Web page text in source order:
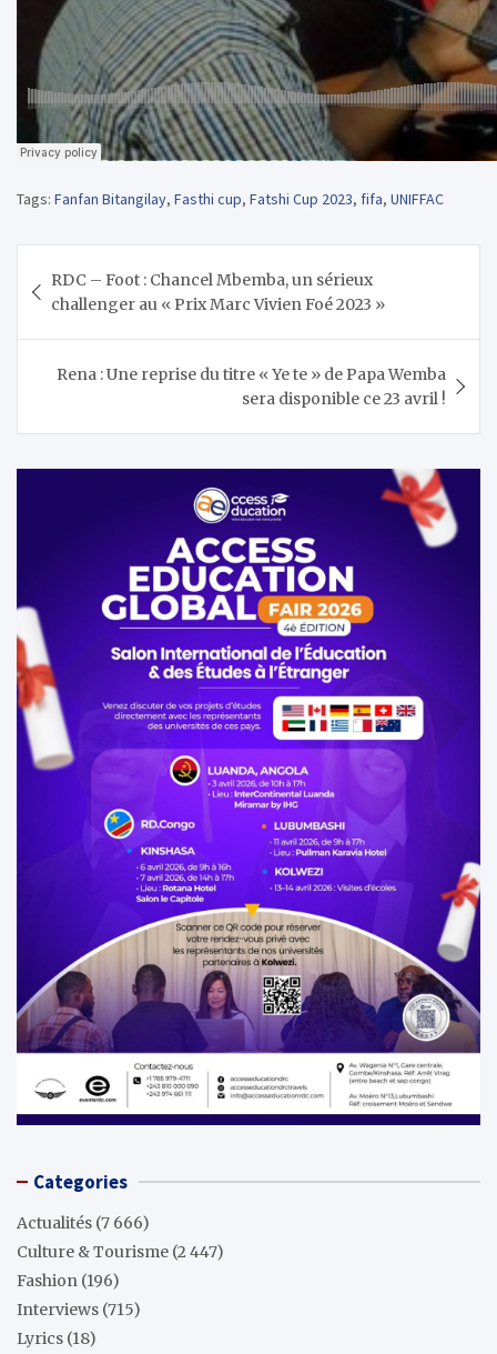
Tags: Fanfan Bitangilay, Fasthi cup, Fatshi Cup 2023, fifa, UNIFFAC
de
l’article
RDC – Foot : Chancel Mbemba, un sérieux
challenger au « Prix Marc Vivien Foé 2023 »
Rena : Une reprise du titre « Ye te » de Papa Wemba
sera disponible ce 23 avril !
Categories
Actualités (7 666)
Culture & Tourisme (2 447)
Fashion (196)
Interviews (715)
Lyrics (18)